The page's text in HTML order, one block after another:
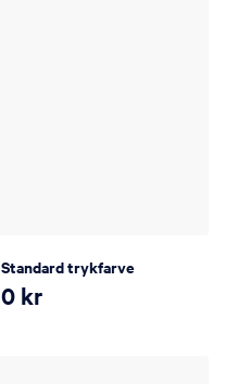
Standard trykfarve
0 kr